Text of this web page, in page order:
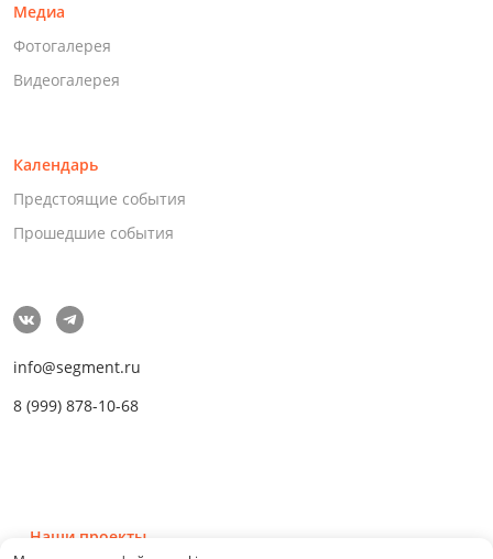
Медиа
Фотогалерея
Видеогалерея
Календарь
Предстоящие события
Прошедшие события
info@segment.ru
8 (999) 878-10-68
Наши проекты